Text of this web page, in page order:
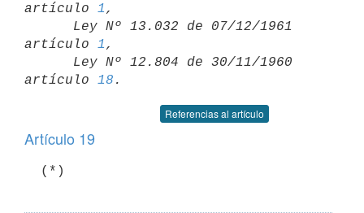
artículo 1 ,
artículo 1 ,
artículo 18
Referencias al artículo
Artículo 19